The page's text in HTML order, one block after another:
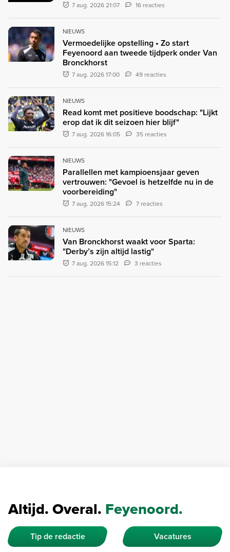
7 aug. 2026 21:07 16 reacties
NIEUWS
Vermoedelijke opstelling • Zo start
Feyenoord aan tweede tijdperk onder Van
Bronckhorst
7 aug. 2026 17:00 49 reacties
NIEUWS
Read komt met positieve boodschap: "Lijkt
erop dat ik dit seizoen hier blijf"
7 aug. 2026 16:05 35 reacties
NIEUWS
Parallellen met kampioensjaar geven
vertrouwen: "Gevoel is hetzelfde nu in de
voorbereiding"
7 aug. 2026 15:24 7 reacties
NIEUWS
Van Bronckhorst waakt voor Sparta:
"Derby’s zijn altijd lastig"
7 aug. 2026 15:12 3 reacties
Altijd. Overal. Feyenoord.
Tip de redactie Vacatures